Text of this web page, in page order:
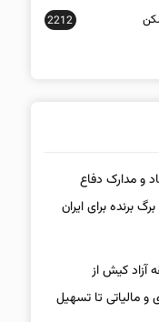
2212
و مدارک دفاع
برنده برای ایران
آزاد کیش از
مالیاتی تا تسهیل